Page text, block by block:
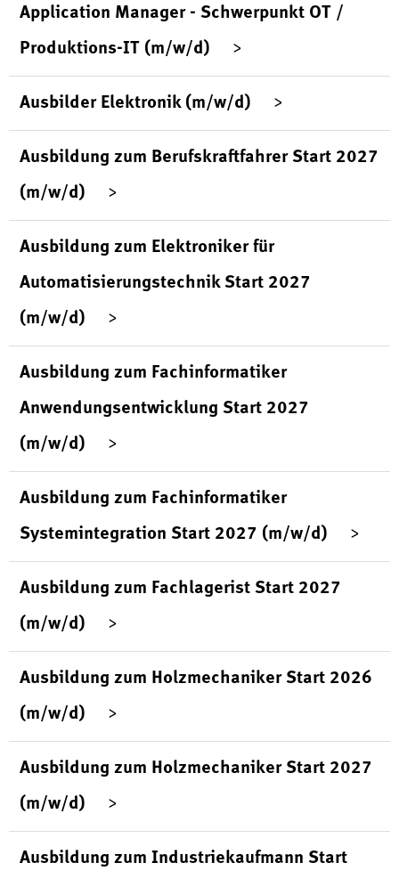
Application Manager - Schwerpunkt OT /
Produktions-IT (m/w/d)
Ausbilder Elektronik (m/w/d)
Ausbildung zum Berufskraftfahrer Start 2027
(m/w/d)
Ausbildung zum Elektroniker für
Automatisierungstechnik Start 2027
(m/w/d)
Ausbildung zum Fachinformatiker
Anwendungsentwicklung Start 2027
(m/w/d)
Ausbildung zum Fachinformatiker
Systemintegration Start 2027 (m/w/d)
Ausbildung zum Fachlagerist Start 2027
(m/w/d)
Ausbildung zum Holzmechaniker Start 2026
(m/w/d)
Ausbildung zum Holzmechaniker Start 2027
(m/w/d)
Ausbildung zum Industriekaufmann Start